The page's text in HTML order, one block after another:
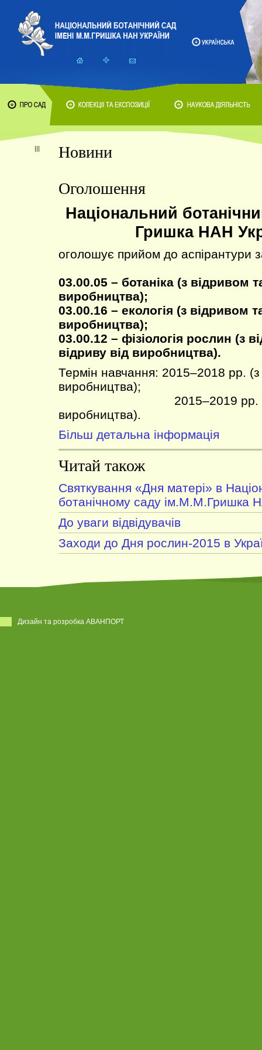
Новини
Оголошення
Національний
Гришка НАН
оголошує прийом до аспірантури
03.00.05 – ботаніка (з відривом
виробництва);
03.00.16 – екологія (з відривом
виробництва);
03.00.12 – фізіологія рослин (з
відриву від виробництва).
Термін навчання: 2015–2018 рр. (з
виробництва);
2015–2019 рр. (без
виробництва).
Більш детальна інформація
Читай також
Святкування «Дня матері» в
ботанічному саду ім.М.М.Гришка
До уваги відвідувачів
Заходи до Дня рослин-2015 в
Дизайн та розробка АВАНПОРТ